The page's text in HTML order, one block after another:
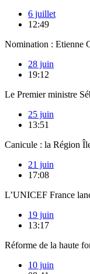
6 juillet
12:49
Nomination : Etienne
28 juin
19:12
Le Premier ministre
25 juin
13:51
Canicule : la Région
21 juin
17:08
L’UNICEF France
19 juin
13:17
Réforme de la haute
10 juin